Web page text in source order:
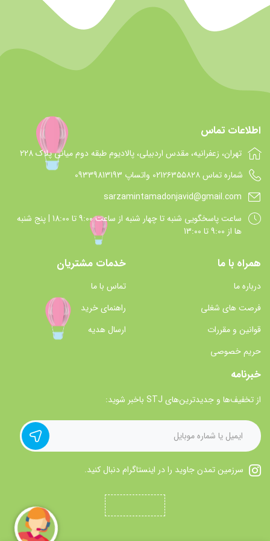
اطلاعات تماس
تهران، زعفرانیه، مقدس اردبیلی، پالادیوم طبقه دوم میانی پلاک 228
شماره تماس 021۲۶۳۵۵۸۲۸ واتساپ 09339813193
sarzamintamadonjavid@gmail.com
ساعت پاسخگويي شنبه تا چهار شنبه از ساعت 9:00 تا 18:00 | پنج شنبه
ها از 9:00 تا 13:00
همراه با ما
درباره ما
فرصت های شغلی
قوانین و مقررات
حریم خصوصی
خدمات مشتریان
تماس با ما
راهنمای خرید
ارسال هدیه
خبرنامه
از تخفیف‌ها و جدیدترین‌های STJ باخبر شوید:
سرزمین تمدن جاوید را در اینستاگرام دنبال کنید.